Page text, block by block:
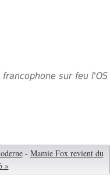
sur feu l'OS
- Mamie Fox revient du
»